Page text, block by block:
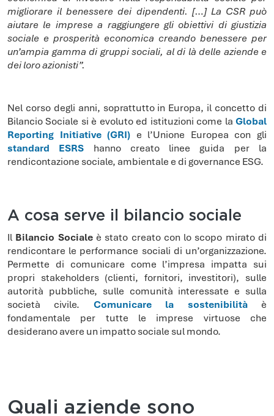
migliorare il benessere dei dipendenti. […] La CSR può
aiutare le imprese a raggiungere gli obiettivi di giustizia
sociale e prosperità economica creando benessere per
un’ampia gamma di gruppi sociali, al di là delle aziende e
dei loro azionisti”.
Nel corso degli anni, soprattutto in Europa, il concetto di
Bilancio Sociale si è evoluto ed istituzioni come la Global
Reporting Initiative (GRI) e l’Unione Europea con gli
standard ESRS hanno creato linee guida per la
rendicontazione sociale, ambientale e di governance ESG.
A cosa serve il bilancio sociale
Il Bilancio Socialeè stato creato con lo scopo mirato di
rendicontare le performance sociali di un’organizzazione.
Permette di comunicare come l’impresa impatta sui
propri stakeholders (clienti, fornitori, investitori), sulle
autorità pubbliche, sulle comunità interessate e sulla
società civile. Comunicare la sostenibilitàè
fondamentale per tutte le imprese virtuose che
desiderano avere un impatto sociale sul mondo.
Quali aziende sono